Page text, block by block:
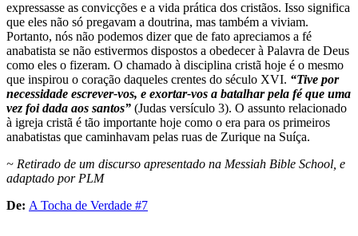
expressasse as convicções e a vida prática dos cristãos. Isso significa
que eles não só pregavam a doutrina, mas também a viviam.
Portanto, nós não podemos dizer que de fato apreciamos a fé
anabatista se não estivermos dispostos a obedecer à Palavra de Deus
como eles o fizeram. O chamado à disciplina cristã hoje é o mesmo
que inspirou o coração daqueles crentes do século XVI. “Tive por
necessidade escrever-vos, e exortar-vos a batalhar pela fé que uma
vez foi dada aos santos” (Judas versículo 3). O assunto relacionado
à igreja cristã é tão importante hoje como o era para os primeiros
anabatistas que caminhavam pelas ruas de Zurique na Suíça.
~ Retirado de um discurso apresentado na Messiah Bible School, e
adaptado por PLM
De: A Tocha de Verdade #7